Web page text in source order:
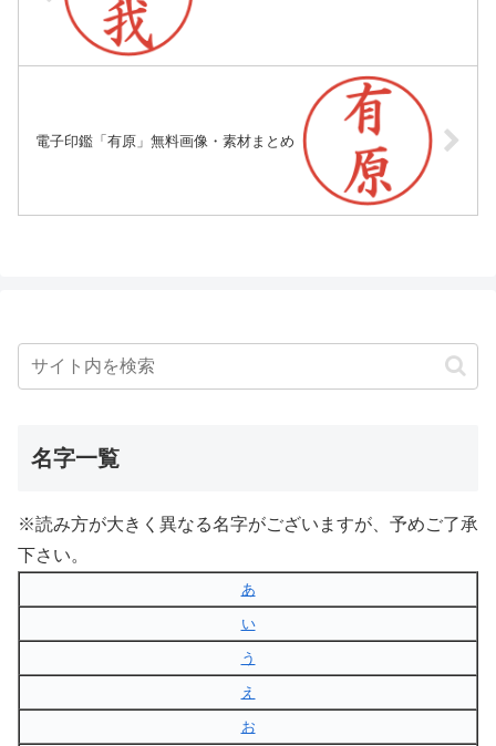
電子印鑑「有原」無料画像・素材まとめ
名字一覧
※読み方が大きく異なる名字がございますが、予めご了承
下さい。
あ
い
う
え
お